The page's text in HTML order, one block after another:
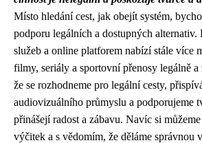
Místo hledání cest, jak obejít systém,
podporu legálních a dostupných alternativ.
služeb a online platforem nabízí stále více
filmy, seriály a sportovní přenosy legálně
že se rozhodneme pro legální cesty,
audiovizuálního průmyslu a podporujeme
přinášejí radost a zábavu. Navíc si
výčitek a s vědomím, že děláme správnou